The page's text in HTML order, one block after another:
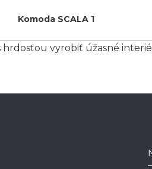
Komoda SCALA 1
vyrobiť úžasné